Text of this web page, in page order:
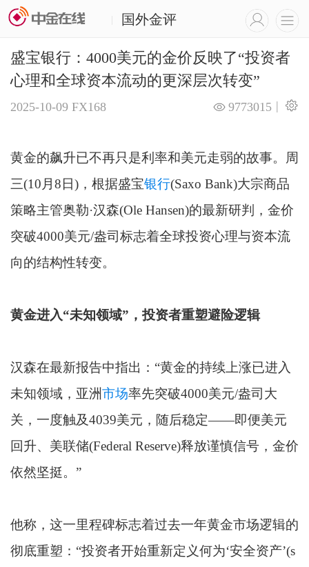
国外金评
盛宝银行：4000美元的金价反映了“投资者
心理和全球资本流动的更深层次转变”
2025-10-09 FX168 |
9773015
黄金的飙升已不再只是利率和美元走弱的故事。周
三(10月8日)，根据盛宝银行(Saxo Bank)大宗商品
策略主管奥勒·汉森(Ole Hansen)的最新研判，金价
突破4000美元/盎司标志着全球投资心理与资本流
向的结构性转变。
黄金进入“未知领域”，投资者重塑避险逻辑
汉森在最新报告中指出：“黄金的持续上涨已进入
未知领域，亚洲市场率先突破4000美元/盎司大
关，一度触及4039美元，随后稳定——即便美元
回升、美联储(Federal Reserve)释放谨慎信号，金价
依然坚挺。”
他称，这一里程碑标志着过去一年黄金市场逻辑的
彻底重塑：“投资者开始重新定义何为‘安全资产’(s